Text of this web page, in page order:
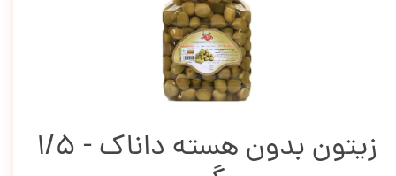
زیتون بدون هسته داناک - 1/5